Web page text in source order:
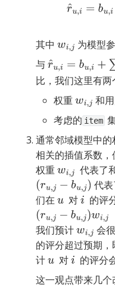
r^ u, =bu
其中 wi,j 为模型
与 r^u i=b u,i+ ∑j∈S
比，我们这里有两
权重 wi,j 和
考虑的 item
通常邻域模型中
相关的插值系数，
权重 wi,j
代表了
(ru,j− bu ,j)
代
们在 u
  对
i
的评
(ru,j− bu ,j)wi,j
我们预计 wi,j 会
的评分超过预期，
计 u
  对
i
的评分
这一观点带来几个